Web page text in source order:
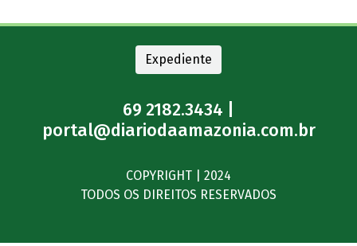
Expediente
69 2182.3434 |
portal@diariodaamazonia.com.br
COPYRIGHT | 2024
TODOS OS DIREITOS RESERVADOS